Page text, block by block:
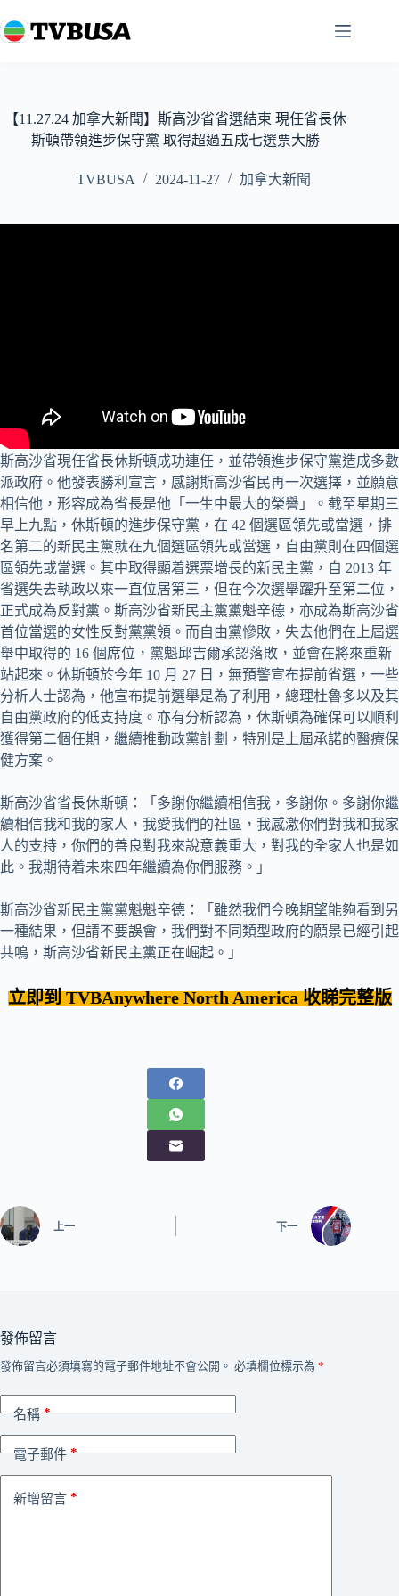
至
【11.27.24 加拿大新聞】斯高沙省省選結束 現任省長休
斯頓帶領進步保守黨 取得超過五成七選票大勝
TVBUSA 2024-11-27 加拿大新聞
斯高沙省現任省長休斯頓成功連任，並帶領進步保守黨造成多數
派政府。他發表勝利宣言，感謝斯高沙省民再一次選擇，並願意
相信他，形容成為省長是他「一生中最大的榮譽」。截至星期三
早上九點，休斯頓的進步保守黨，在 42 個選區領先或當選，排
名第二的新民主黨就在九個選區領先或當選，自由黨則在四個選
區領先或當選。其中取得顯着選票增長的新民主黨，自 2013 年
省選失去執政以來一直位居第三，但在今次選舉躍升至第二位，
正式成為反對黨。斯高沙省新民主黨黨魁辛德，亦成為斯高沙省
首位當選的女性反對黨黨領。而自由黨慘敗，失去他們在上屆選
舉中取得的 16 個席位，黨魁邱吉爾承認落敗，並會在將來重新
站起來。休斯頓於今年 10 月 27 日，無預警宣布提前省選，一些
分析人士認為，他宣布提前選舉是為了利用，總理杜魯多以及其
自由黨政府的低支持度。亦有分析認為，休斯頓為確保可以順利
獲得第二個任期，繼續推動政黨計劃，特別是上屆承諾的醫療保
健方案。
斯高沙省省長休斯頓：「多謝你繼續相信我，多謝你。多謝你繼
續相信我和我的家人，我愛我們的社區，我感激你們對我和我家
人的支持，你們的善良對我來說意義重大，對我的全家人也是如
此。我期待着未來四年繼續為你們服務。」
斯高沙省新民主黨黨魁魁辛德：「雖然我們今晚期望能夠看到另
一種結果，但請不要誤會，我們對不同類型政府的願景已經引起
共鳴，斯高沙省新民主黨正在崛起。」
立即到 TVBAnywhereNorth America 收睇完整版
上一 下一
發佈留言
發佈留言必須填寫的電子郵件地址不會公開。 必填欄位標示為 *
名稱*
電子郵件*
新增留言 *